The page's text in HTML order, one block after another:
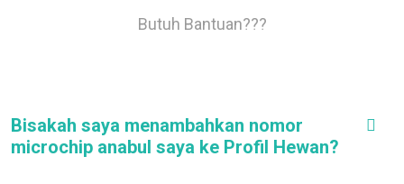
Butuh Bantuan???
Bisakah saya menambahkan nomor
microchip anabul saya ke Profil Hewan?